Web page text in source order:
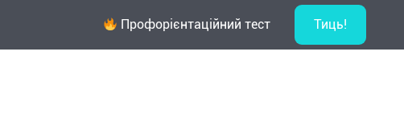
Профорієнтаційний тест Тиць!
у навчанні: де межа між